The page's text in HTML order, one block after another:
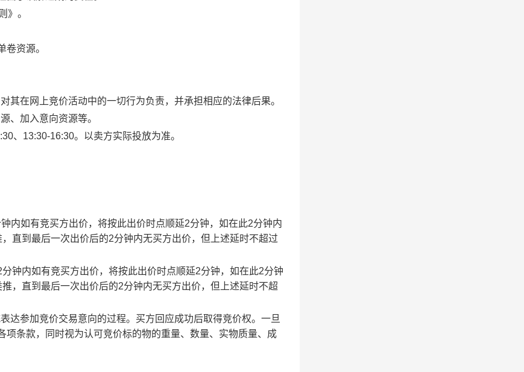
》。
资源。
其在网上竞价活动中的一切行为负责，并承担相应的法律后果。
、加入意向资源等。
、13:30-16:30。以卖方实际投放为准。
内如有竞买方出价，将按此出价时点顺延2分钟，如在此2分钟内
直到最后一次出价后的2分钟内无买方出价，但上述延时不超过
钟内如有竞买方出价，将按此出价时点顺延2分钟，如在此2分钟
，直到最后一次出价后的2分钟内无买方出价，但上述延时不超
达参加竞价交易意向的过程。买方回应成功后取得竞价权。一旦
条款，同时视为认可竞价标的物的重量、数量、实物质量、成